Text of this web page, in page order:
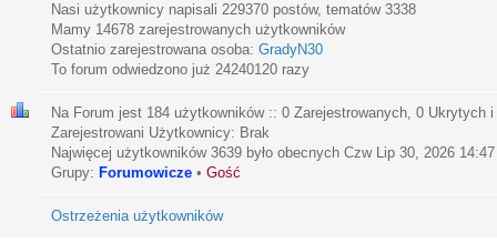
Nasi użytkownicy napisali 229370 postów, tematów 3338
Mamy 14678 zarejestrowanych użytkowników
Ostatnio zarejestrowana osoba: GradyN30
To forum odwiedzono już 24240120 razy
Na Forum jest 184 użytkowników :: 0 Zarejestrowanych, 0 Ukrytych
Zarejestrowani Użytkownicy: Brak
Najwięcej użytkowników 3639 było obecnych Czw Lip 30, 2026 14:47
Grupy: Forumowicze • Gość
Ostrzeżenia użytkowników